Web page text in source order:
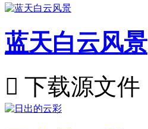
蓝天白云风景
 下载源文件